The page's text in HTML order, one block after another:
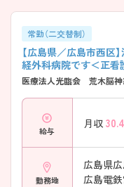
常勤（二交替制）
【広島県／広島市西区
経外科病院です＜正看
医療法人光臨会 荒木脳神
給与
月収 30.4
勤務地
広島県
広島電鉄